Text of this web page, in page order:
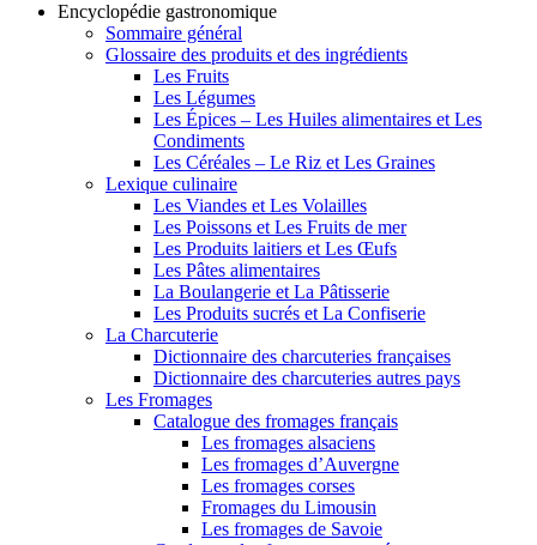
Encyclopédie gastronomique
Sommaire général
Glossaire des produits et des ingrédients
Les Fruits
Les Légumes
Les Épices – Les Huiles alimentaires et Les
Condiments
Les Céréales – Le Riz et Les Graines
Lexique culinaire
Les Viandes et Les Volailles
Les Poissons et Les Fruits de mer
Les Produits laitiers et Les Œufs
Les Pâtes alimentaires
La Boulangerie et La Pâtisserie
Les Produits sucrés et La Confiserie
La Charcuterie
Dictionnaire des charcuteries françaises
Dictionnaire des charcuteries autres pays
Les Fromages
Catalogue des fromages français
Les fromages alsaciens
Les fromages d’Auvergne
Les fromages corses
Fromages du Limousin
Les fromages de Savoie